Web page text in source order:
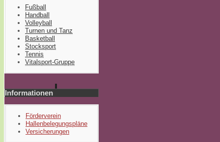
Fußball
Handball
Volleyball
Turnen und Tanz
Basketball
Stocksport
Tennis
Vitalsport-Gruppe
Informationen
Förderverein
Hallenbelegungspläne
Versicherungen